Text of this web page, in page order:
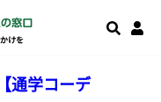
通学コーデ